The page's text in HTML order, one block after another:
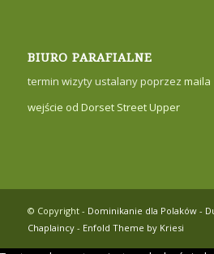
BIURO PARAFIALNE
termin wizyty ustalany poprzez maila
wejście od Dorset Street Upper
© Copyright - Dominikanie dla Polaków -
Chaplaincy- Enfold Theme by Kriesi